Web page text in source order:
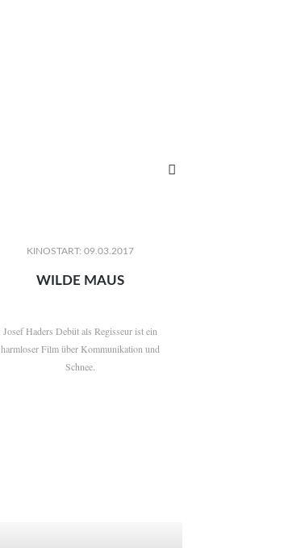

KINOSTART: 09.03.2017
WILDE MAUS
Josef Haders Debüt als Regisseur ist ein
harmloser Film über Kommunikation und
Schnee.